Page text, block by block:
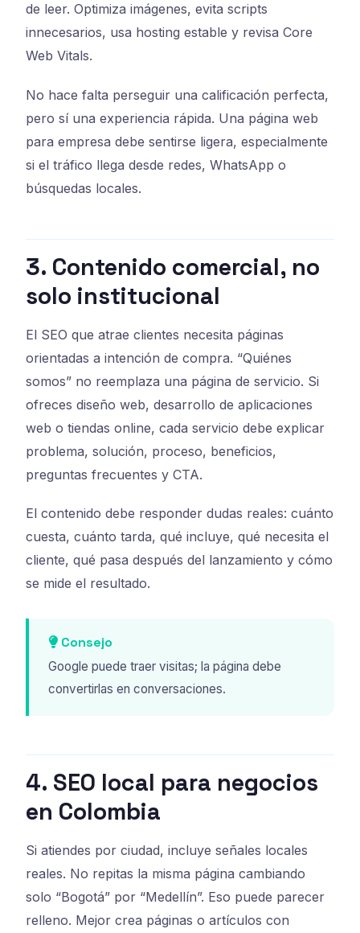
de leer. Optimiza imágenes, evita scripts
innecesarios, usa hosting estable y revisa Core
Web Vitals.
No hace falta perseguir una calificación perfecta,
pero sí una experiencia rápida. Una página web
para empresa debe sentirse ligera, especialmente
si el tráfico llega desde redes, WhatsApp o
búsquedas locales.
3. Contenido comercial, no
solo institucional
El SEO que atrae clientes necesita páginas
orientadas a intención de compra. “Quiénes
somos” no reemplaza una página de servicio. Si
ofreces diseño web, desarrollo de aplicaciones
web o tiendas online, cada servicio debe explicar
problema, solución, proceso, beneficios,
preguntas frecuentes y CTA.
El contenido debe responder dudas reales: cuánto
cuesta, cuánto tarda, qué incluye, qué necesita el
cliente, qué pasa después del lanzamiento y cómo
se mide el resultado.
Consejo
Google puede traer visitas; la página debe
convertirlas en conversaciones.
4. SEO local para negocios
en Colombia
Si atiendes por ciudad, incluye señales locales
reales. No repitas la misma página cambiando
solo “Bogotá” por “Medellín”. Eso puede parecer
relleno. Mejor crea páginas o artículos con